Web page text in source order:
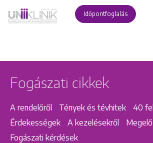
Időpontfoglalás
Fogászati cikkek
A rendelőről Tények és tévhitek
40
Érdekességek
A kezelésekről
Fogászati kérdések